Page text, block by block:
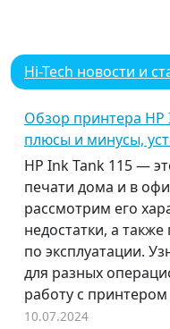
Hi-Tech новости и
Обзор принтера HP
плюсы и минусы,
HP Ink Tank 115 —
печати дома и в
рассмотрим его
недостатки, а
по эксплуатации.
для разных
работу с
10.07.2024